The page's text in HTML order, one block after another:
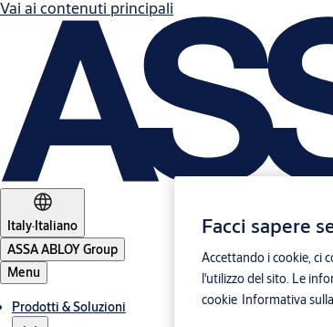
Vai ai contenuti principali
Italy·Italiano
ASSA ABLOY Group
Menu
Prodotti & Soluzioni
Facci sapere
Accettando i cookie, ci
l'utilizzo del sito. Le
cookie Informativa